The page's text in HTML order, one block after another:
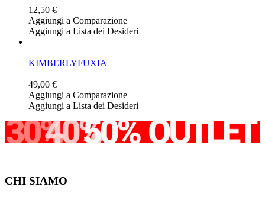
12,50 €
Aggiungi a Comparazione
Aggiungi a Lista dei Desideri
KIMBERLYFUXIA
49,00 €
Aggiungi a Comparazione
Aggiungi a Lista dei Desideri
CHI SIAMO